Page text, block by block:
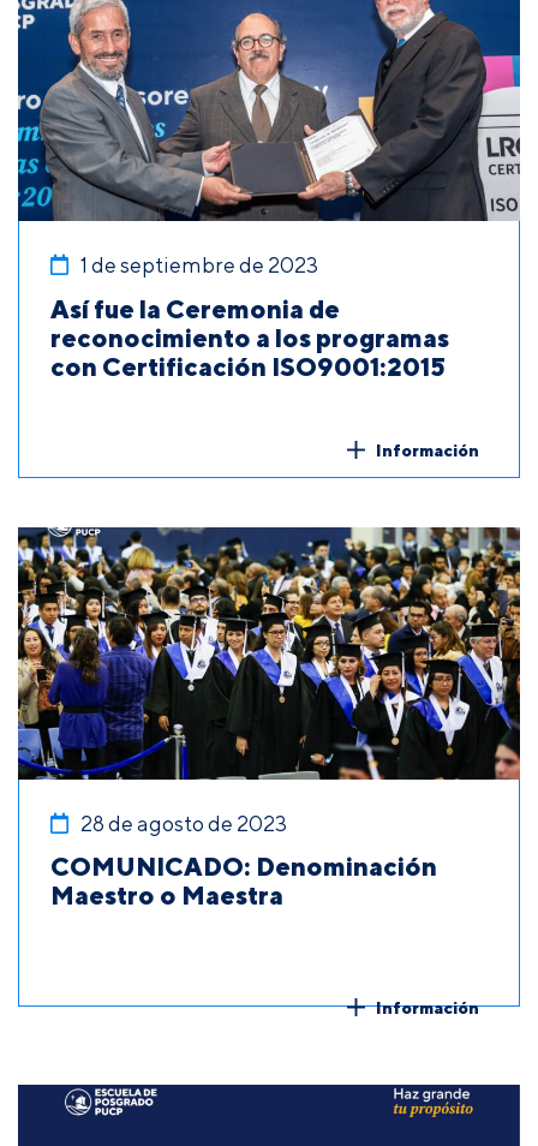
1 de septiembre de 2023
Así fue la Ceremonia de
reconocimiento a los programas
con Certificación ISO9001:2015
Información
28 de agosto de 2023
COMUNICADO: Denominación
Maestro o Maestra
Información